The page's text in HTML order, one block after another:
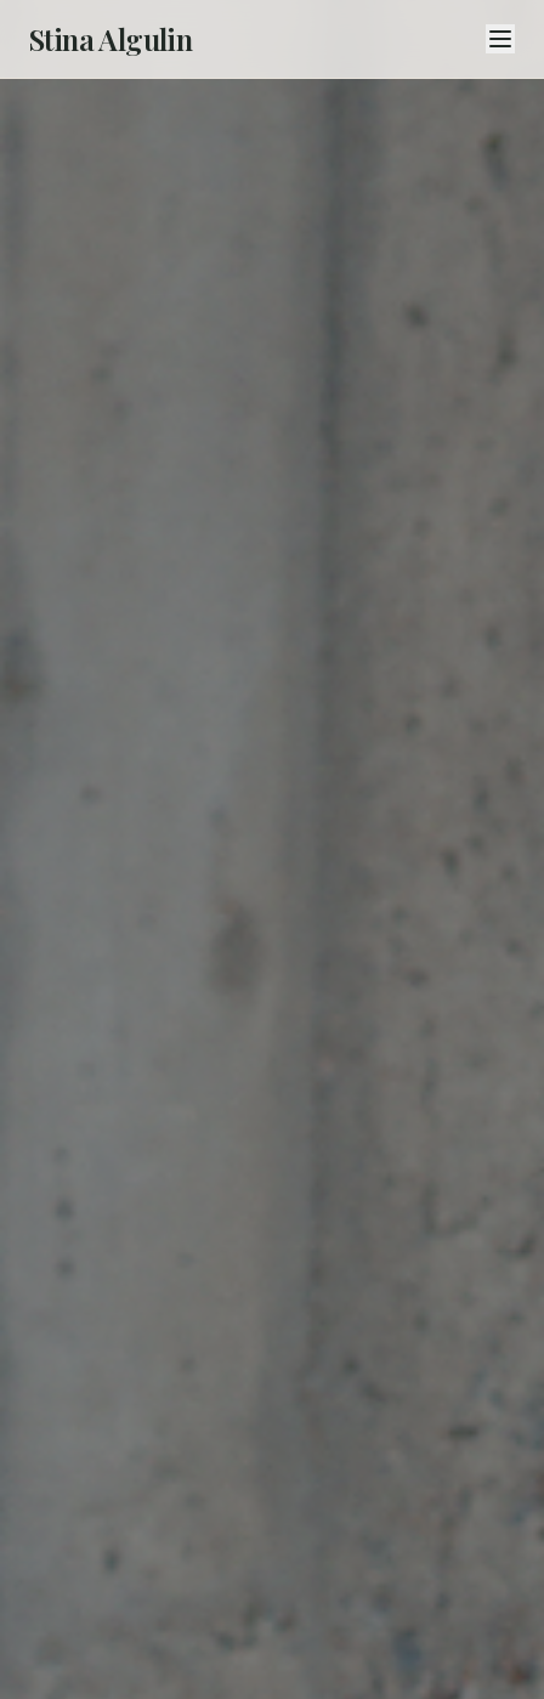
Stina Algulin